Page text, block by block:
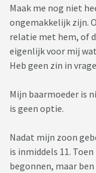
Maak me nog niet
ongemakkelijk zijn.
relatie met hem, of
eigenlijk voor mij
Heb geen zin in
Mijn baarmoeder is
is geen optie.
Nadat mijn zoon
is inmiddels 11.
begonnen, maar